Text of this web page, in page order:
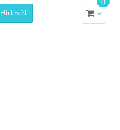
Hírlevél